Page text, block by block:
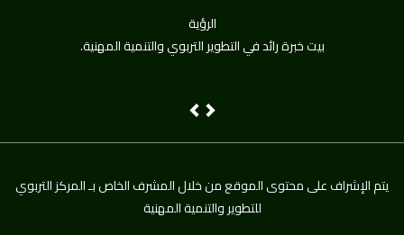
الرؤية
بيت خبرة رائد في التطوير التربوي والتنمية المهنية.
Next
يتم اﻹشراف على محتوى الموقع من خلال المشرف الخاص بـ المركز التربوي
للتطوير والتنمية المهنية